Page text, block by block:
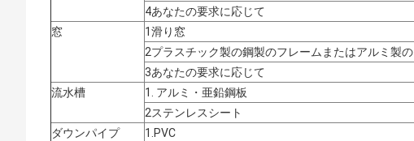
4あなたの要求に応じて
窓
1滑り窓
2プラスチック製の鋼製のフレームまたはアルミ製
3あなたの要求に応じて
流水槽
1. アルミ・亜鉛鋼板
2ステンレスシート
ダウンパイプ
1.PVC